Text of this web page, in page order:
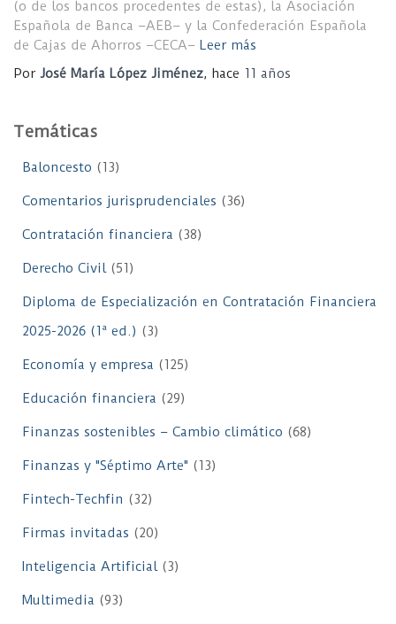
(o de los bancos procedentes de estas), la Asociación
Española de Banca –AEB– y la Confederación Española
de Cajas de Ahorros –CECA– Leer más
Por José María López Jiménez, hace 11 años
Temáticas
Baloncesto (13)
Comentarios jurisprudenciales (36)
Contratación financiera (38)
Derecho Civil(51)
Diploma de Especialización en Contratación Financiera
2025-2026 (1ª ed.) (3)
Economía y empresa (125)
Educación financiera (29)
Finanzas sostenibles – Cambio climático (68)
Finanzas y "Séptimo Arte" (13)
Fintech-Techfin (32)
Firmas invitadas (20)
Inteligencia Artificial(3)
Multimedia (93)